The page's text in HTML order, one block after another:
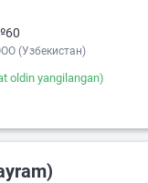
(Узбекистан)
oldin yangilangan)